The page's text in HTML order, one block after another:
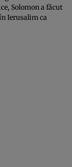
Solomon a făcut
Ierusalim ca